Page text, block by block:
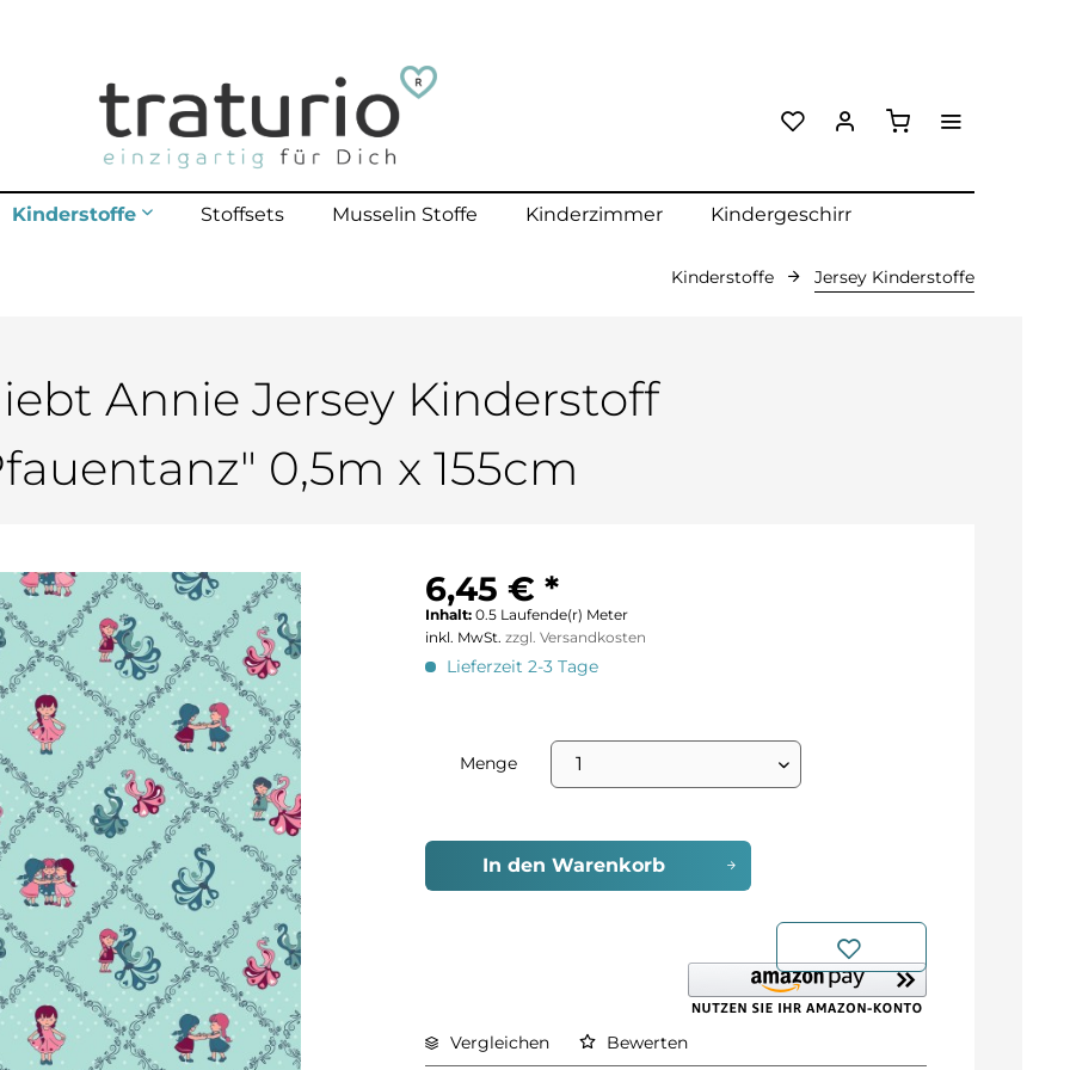
Kinderstoffe
Stoffsets Musselin Stoffe Kinderzimmer Kindergeschirr
bis 70 Kg
Kinderstoffe Jersey Kinderstoffe
Annie Jersey Kinderstoff
0,5m x 155cm
6,45 € *
Inhalt:0.5 Laufende(r) Meter
inkl. MwSt.zzgl. Versandkosten
Lieferzeit 2-3 Tage
Menge
In den Warenkorb
Vergleichen Bewerten